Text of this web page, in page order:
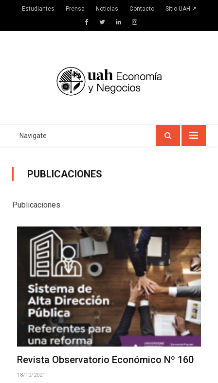
Estudiantes Prensa Noticias Contacto Sitio UAH ↗
FacebookTwitterLinkedInInstagram
Navigate
PUBLICACIONES
Publicaciones
Revista Observatorio Económico Nº 160
18/10/2021